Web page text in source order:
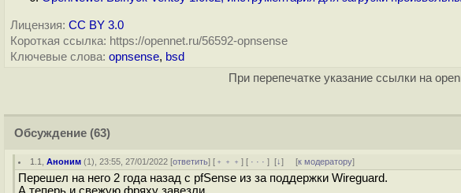
Лицензия: CC BY 3.0
Короткая ссылка: https://opennet.ru/56592-opnsense
Ключевые слова: opnsense, bsd
При перепечатке указание ссылки на
Обсуждение (63)
1.1 ,Аноним (1), 23:55, 27/01/2022 [ответить] [ ﹢﹢﹢] [ · · ·][↓] [к модератору]
Перешел на него 2 года назад с pfSense из за поддержки Wireguard.